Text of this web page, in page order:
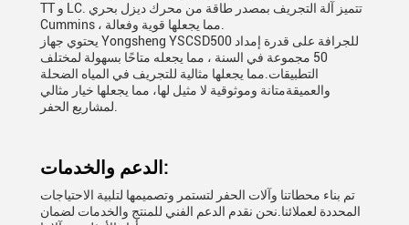
TT و LC. تتميز آلة التجريف بمصدر طاقة من محرك ديزل بحري
يحتوي جهاز Yongsheng YSCSD500 للجرافة على قدرة إمداد
50 مجموعة في السنة ، مما يجعله متاحًا بسهولة لمختلف
التطبيقات.مما يجعلها مثالية للتجريف في المياه الضحلة
والعميقةمتانة وموثوقية لا مثيل لها، مما يجعلها خيار مثالي
الدعم والخدمات:
تم بناء محطاتنا وآلات الحفر لتستمر وتصميمها لتلبية الاحتياجات
المحددة لعملائنا.نحن نقدم الدعم الفني للمنتج والخدمات لضمان